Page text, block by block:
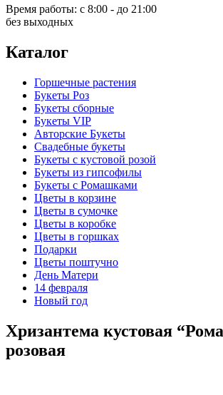
Время работы: с 8:00 - до 21:00
без выходных
Каталог
Горшечные растения
Букеты Роз
Букеты сборные
Букеты VIP
Авторские Букеты
Свадебные букеты
Букеты с кустовой розой
Букеты из гипсофилы
Букеты с Ромашками
Цветы в корзине
Цветы в сумочке
Цветы в коробке
Цветы в горшках
Подарки
Цветы поштучно
День Матери
14 февраля
Новый год
Хризантема кустовая
розовая